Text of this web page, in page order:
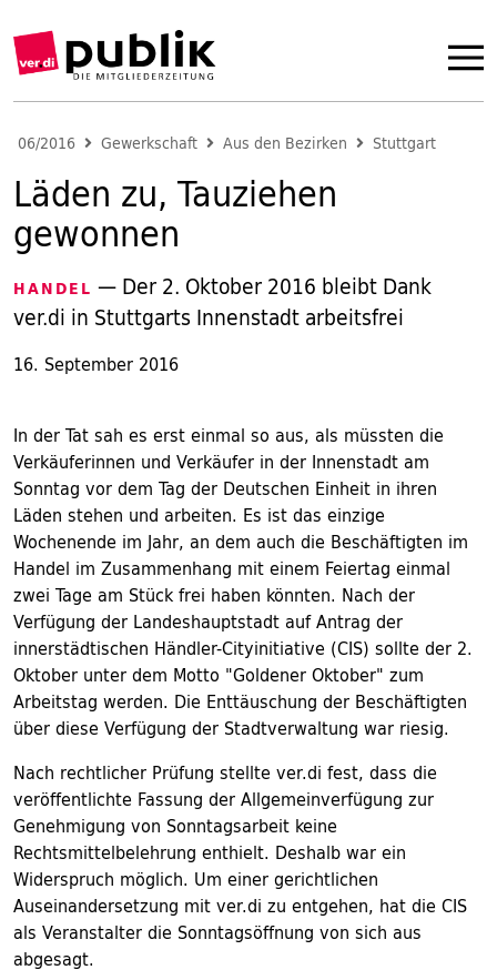
06/2016 Gewerkschaft Aus den Bezirken Stuttgart
Läden zu, Tauziehen
gewonnen
HANDEL — Der 2. Oktober 2016 bleibt Dank
ver.di in Stuttgarts Innenstadt arbeitsfrei
16. September 2016
In der Tat sah es erst einmal so aus, als müssten die
Verkäuferinnen und Verkäufer in der Innenstadt am
Sonntag vor dem Tag der Deutschen Einheit in ihren
Läden stehen und arbeiten. Es ist das einzige
Wochenende im Jahr, an dem auch die Beschäftigten im
Handel im Zusammenhang mit einem Feiertag einmal
zwei Tage am Stück frei haben könnten. Nach der
Verfügung der Landeshauptstadt auf Antrag der
innerstädtischen Händler-Cityinitiative (CIS) sollte der 2.
Oktober unter dem Motto "Goldener Oktober" zum
Arbeitstag werden. Die Enttäuschung der Beschäftigten
über diese Verfügung der Stadtverwaltung war riesig.
Nach rechtlicher Prüfung stellte ver.di fest, dass die
veröffentlichte Fassung der Allgemeinverfügung zur
Genehmigung von Sonntagsarbeit keine
Rechtsmittelbelehrung enthielt. Deshalb war ein
Widerspruch möglich. Um einer gerichtlichen
Auseinandersetzung mit ver.di zu entgehen, hat die CIS
als Veranstalter die Sonntagsöffnung von sich aus
abgesagt.